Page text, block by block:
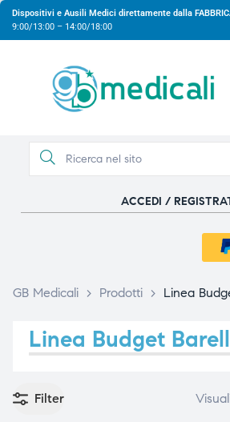
Dispositivi e Ausili Medici direttamente dalla
9:00/13:00 – 14:00/18:00
ACCEDI /
GB Medicali > Prodotti > Linea
Linea Budget
Filter